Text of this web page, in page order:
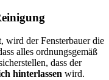
wird der Fensterbauer die
alles ordnungsgemäß
dass der
hinterlassen wird.